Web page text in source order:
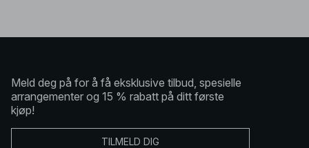
Meld deg på for å få eksklusive tilbud, spesielle
arrangementer og 15 % rabatt på ditt første
kjøp!
TILMELD DIG